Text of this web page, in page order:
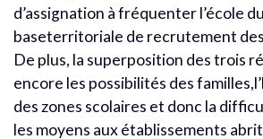
d’assignation à fréquenter l’école
baseterritoriale de recrutement
De plus, la superposition des trois
encore les possibilités des
des zones scolaires et donc la
les moyens aux établissements